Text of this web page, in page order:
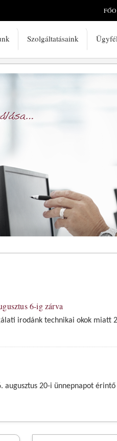
Szolgáltatásaink
6-ig zárva
irodánk technikai okok miatt
augusztus 20-i ünnepnapot